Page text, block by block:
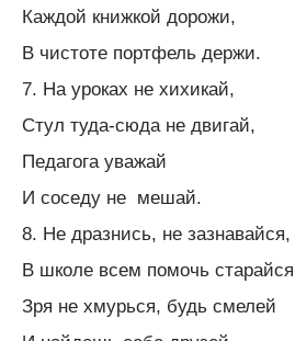
Каждой книжкой дорожи,
В чистоте портфель держи.
7. На уроках не хихикай,
Стул туда-сюда не двигай,
Педагога уважай
И соседу не мешай.
8. Не дразнись, не зазнавайся,
В школе всем помочь
Зря не хмурься, будь смелей